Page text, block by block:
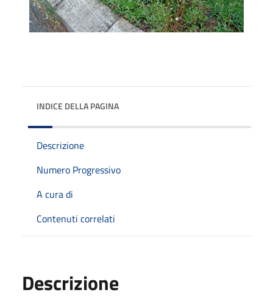
INDICE DELLA PAGINA
Descrizione
Numero Progressivo
A cura di
Contenuti correlati
Descrizione